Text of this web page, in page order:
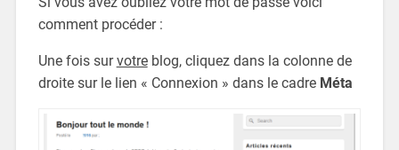
comment procéder :
Une fois survotreblog, cliquez dans la colonne de
droite sur le lien « Connexion » dans le cadre Méta